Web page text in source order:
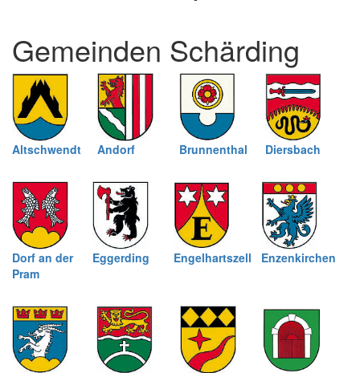
schließen
Gemeinden Schärding
Altschwendt Andorf Brunnenthal Diersbach
Dorf an der
Pram
Eggerding Engelhartszell Enzenkirchen